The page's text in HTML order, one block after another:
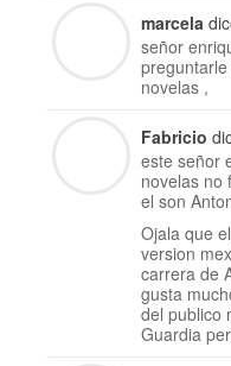
marcela
señor
novelas ,
Fabricio
este señor
novelas no
el son
Ojala que
version
carrera de
gusta
del publico
Guardia